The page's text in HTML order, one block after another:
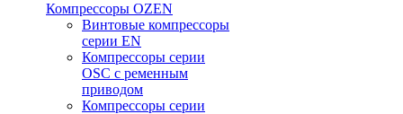
Компрессоры OZEN
Винтовые компрессоры
серии EN
Компрессоры серии
OSC с ременным
приводом
Компрессоры серии